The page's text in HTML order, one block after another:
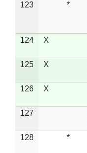
123 *
124 X
125 X
126 X
127
128 *